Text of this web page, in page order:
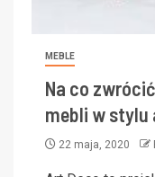
MEBLE
Na co
mebli w stylu
22 maja, 2020